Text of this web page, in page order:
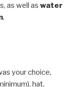
as well as water
.
your choice,
hat,